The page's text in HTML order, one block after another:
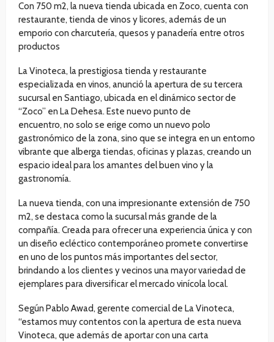
Con 750 m2, la nueva tienda ubicada en Zoco, cuenta con
restaurante, tienda de vinos y licores, además de un
emporio con charcutería, quesos y panadería entre otros
productos
La Vinoteca, la prestigiosa tienda y restaurante
especializada en vinos, anunció la apertura de su tercera
sucursal en Santiago, ubicada en el dinámico sector de
“Zoco” en La Dehesa. Este nuevo punto de
encuentro, no solo se erige como un nuevo polo
gastronómico de la zona, sino que se integra en un entorno
vibrante que alberga tiendas, oficinas y plazas, creando un
espacio ideal para los amantes del buen vino y la
gastronomía.
La nueva tienda, con una impresionante extensión de 750
m2, se destaca como la sucursal más grande de la
compañía. Creada para ofrecer una experiencia única y con
un diseño ecléctico contemporáneo promete convertirse
en uno de los puntos más importantes del sector,
brindando a los clientes y vecinos una mayor variedad de
ejemplares para diversificar el mercado vinícola local.
Según Pablo Awad, gerente comercial de La Vinoteca,
“estamos muy contentos con la apertura de esta nueva
Vinoteca, que además de aportar con una carta